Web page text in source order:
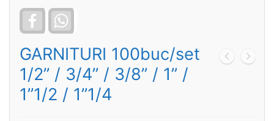
Facebook
GARNITURI 100buc/set
1/2” / 3/4” / 3/8” / 1” /
1”1/2 / 1”1/4